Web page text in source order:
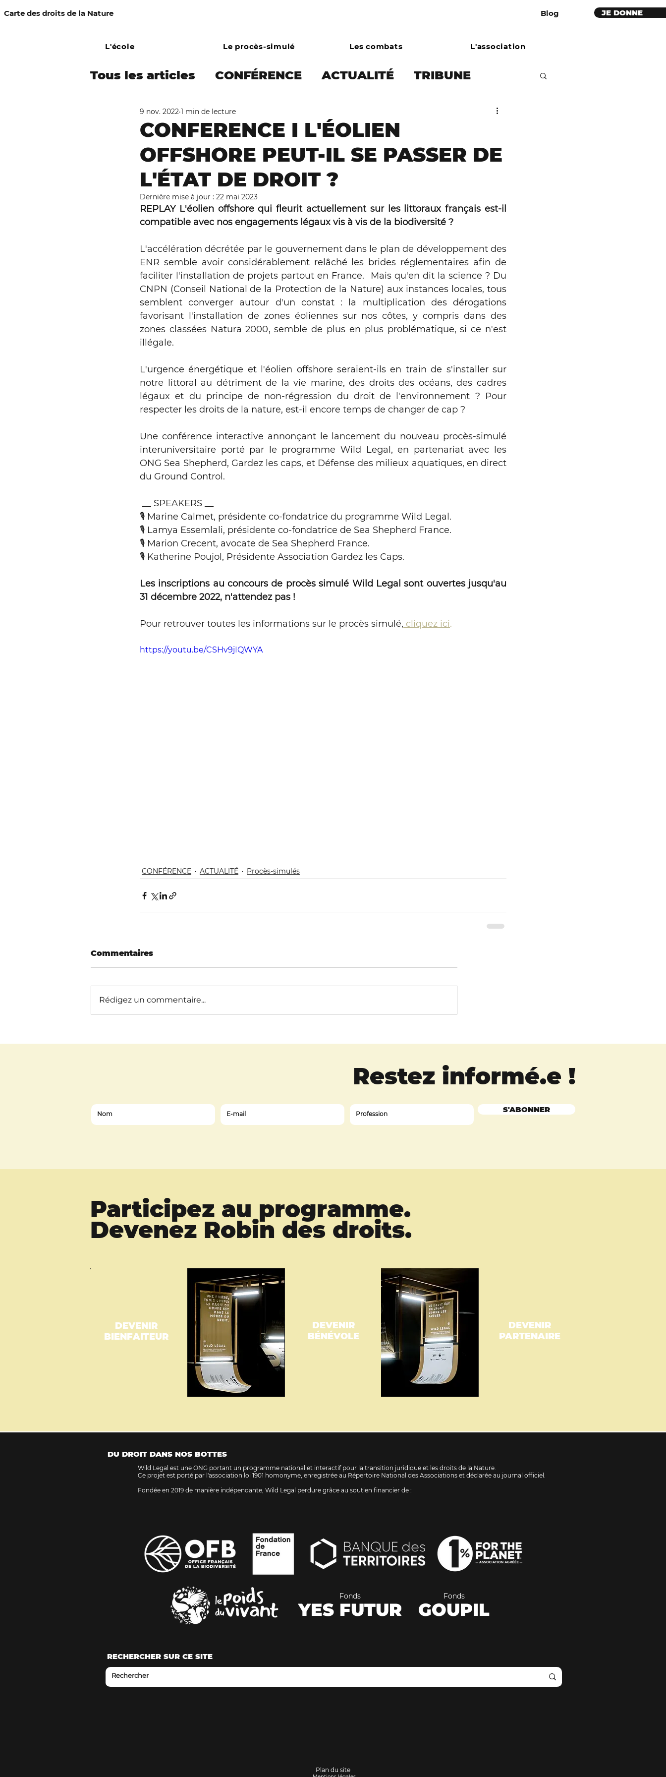
Carte des droits de la Nature JE DONNE
Blog
Tous les articles CONFÉRENCE ACTUALITÉ TRIBUNE
COMMUNIQUÉ DE PRESSE
Campagne Amazonie Droits des animaux École
Procès-simulés Combats
Le Chéran Éolien offshore, droits des océans La Garonne
Granulats marins Total au pénal La Seine
RAPPORT Réserves naturelles de France (RNF)
Parlement de la rivière Creuse
Expérimentation grandeur nature
CONFERENCE I L'ÉOLIEN
OFFSHORE PEUT-IL SE PASSER DE
L'ÉTAT DE DROIT ?
9 nov. 2022 1 min de lecture
Dernière mise à jour : 22 mai 2023
REPLAY L'éolien offshore qui fleurit actuellement sur les littoraux français est-il
compatible avec nos engagements légaux vis à vis de la biodiversité ?
L'accélération décrétée par le gouvernement dans le plan de développement des
ENR semble avoir considérablement relâché les brides réglementaires afin de
faciliter l'installation de projets partout en France.  Mais qu'en dit la science ? Du
CNPN (Conseil National de la Protection de la Nature) aux instances locales, tous
semblent converger autour d'un constat : la multiplication des dérogations
favorisant l'installation de zones éoliennes sur nos côtes, y compris dans des
zones classées Natura 2000, semble de plus en plus problématique, si ce n'est
illégale.
L'urgence énergétique et l'éolien offshore seraient-ils en train de s'installer sur
notre littoral au détriment de la vie marine, des droits des océans, des cadres
légaux et du principe de non-régression du droit de l'environnement ? Pour
respecter les droits de la nature, est-il encore temps de changer de cap ?
Une conférence interactive annonçant le lancement du nouveau procès-simulé
interuniversitaire porté par le programme Wild Legal, en partenariat avec les
ONG Sea Shepherd, Gardez les caps, et Défense des milieux aquatiques, en direct
du Ground Control.
__ SPEAKERS __
🎙 Marine Calmet, présidente co-fondatrice du programme Wild Legal.
🎙 Lamya Essemlali, présidente co-fondatrice de Sea Shepherd France.
🎙 Marion Crecent, avocate de Sea Shepherd France.
🎙 Katherine Poujol, Présidente Association Gardez les Caps.
Les inscriptions au concours de procès simulé Wild Legal sont ouvertes jusqu'au
31 décembre 2022, n'attendez pas !
Pour retrouver toutes les informations sur le procès simulé, cliquez ici.
https://youtu.be/CSHv9jIQWYA
CONFÉRENCE ACTUALITÉ Procès-simulés
Commentaires
Rédigez un commentaire...
L'école Le procès-simulé Les combats L'association
Restez informé.e
!
S'ABONNER
Devenez Robin des droits.
Participez au programme.
DEVENIR
BÉNÉVOLE
DEVENIR
BIENFAITEUR
DEVENIR
PARTENAIRE
DU DROIT DANS NOS BOTTES
Wild Legal est une ONG portant un programme national et interactif pour la transition juridique et les droits de la Nature.
Ce projet est porté par l'association loi 1901 homonyme, enregistrée au Répertoire National des Associations et déclarée au journal officiel .
Fondée en 2019 de manière indépendante, Wild Legal perdure grâce au soutien financier de :
Fonds
YES FUTUR
Fonds
GOUPIL
RECHERCHER SUR CE SITE
Plan du site